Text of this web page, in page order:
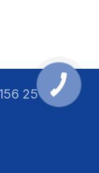
25 75